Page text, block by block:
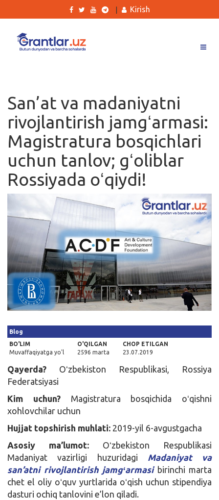
Ishlar
Kurslar
Blog
Yana
Qidirish
Kirish
San’at va madaniyatni
rivojlantirish jamgʻarmasi:
Magistratura bosqichlari
uchun tanlov; gʻoliblar
Rossiyada oʻqiydi!
Blog
BO'LIM
Muvaffaqiyatga yo'l
O'QILGAN
2596 marta
CHOP ETILGAN
23.07.2019
Qayerda? Oʻzbekiston Respublikasi, Rossiya
Federatsiyasi
Kim uchun? Magistratura bosqichida oʻqishni
xohlovchilar uchun
Hujjat topshirish muhlati: 2019-yil 6-avgustgacha
Asosiy ma’lumot: Oʻzbekiston Respublikasi
Madaniyat vazirligi huzuridagi Madaniyat va
san’atni rivojlantirish jamgʻarmasibirinchi marta
chet el oliy oʻquv yurtlarida oʻqish uchun stipendiya
dasturi ochiq tanlovini e’lon qiladi.